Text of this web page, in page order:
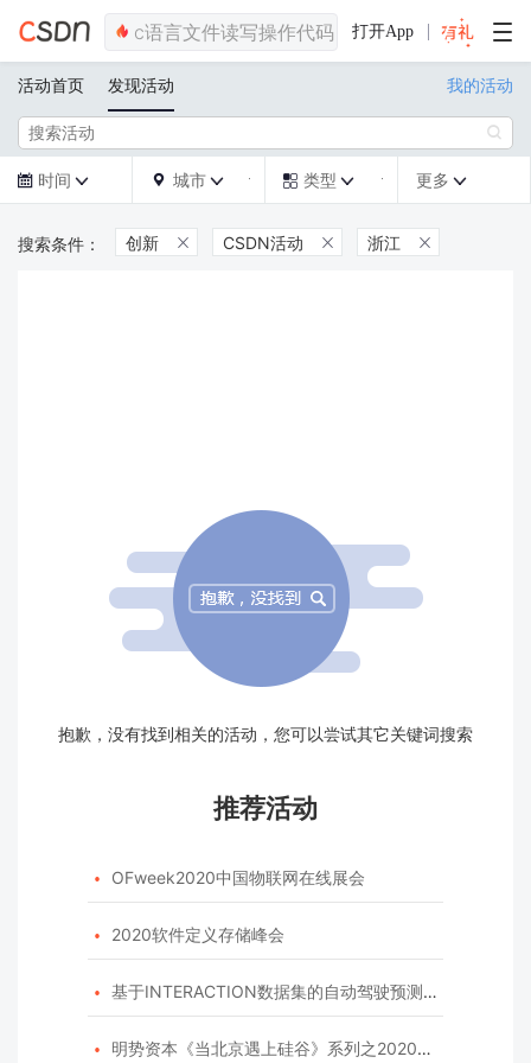
打开App
活动首页 发现活动 我的活动

 时间   城市   类型  更多 
创新  CSDN活动  浙江 
抱歉，没有找到相关的活动，您可以尝试其它关键词搜索
推荐活动
 OFweek2020中国物联网在线展会
 2020软件定义存储峰会
 基于INTERACTION数据集的自动驾驶预测模型挑战赛
 明势资本《当北京遇上硅谷》系列之2020年度开源峰会